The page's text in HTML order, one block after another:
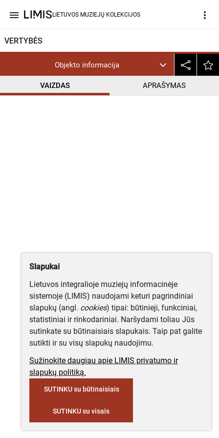
menu LIETUVOS MUZIEJŲ KOLEKCIJOS more_vert
VERTYBĖS
Objekto informacija
VAIZDAS APRAŠYMAS
CC BY-NC-ND
Slapukai
Lietuvos integralioje muziejų informacinėje
sistemoje (LIMIS) naudojami keturi pagrindiniai
slapukų (angl. cookies) tipai: būtinieji, funkciniai,
statistiniai ir rinkodariniai. Naršydami toliau Jūs
sutinkate su būtinaisiais slapukais. Taip pat galite
sutikti ir su visų slapukų naudojimu.
Sužinokite daugiau apie LIMIS privatumo ir
slapukų politiką.
SUTINKU su būtinaisiais
SUTINKU su visais